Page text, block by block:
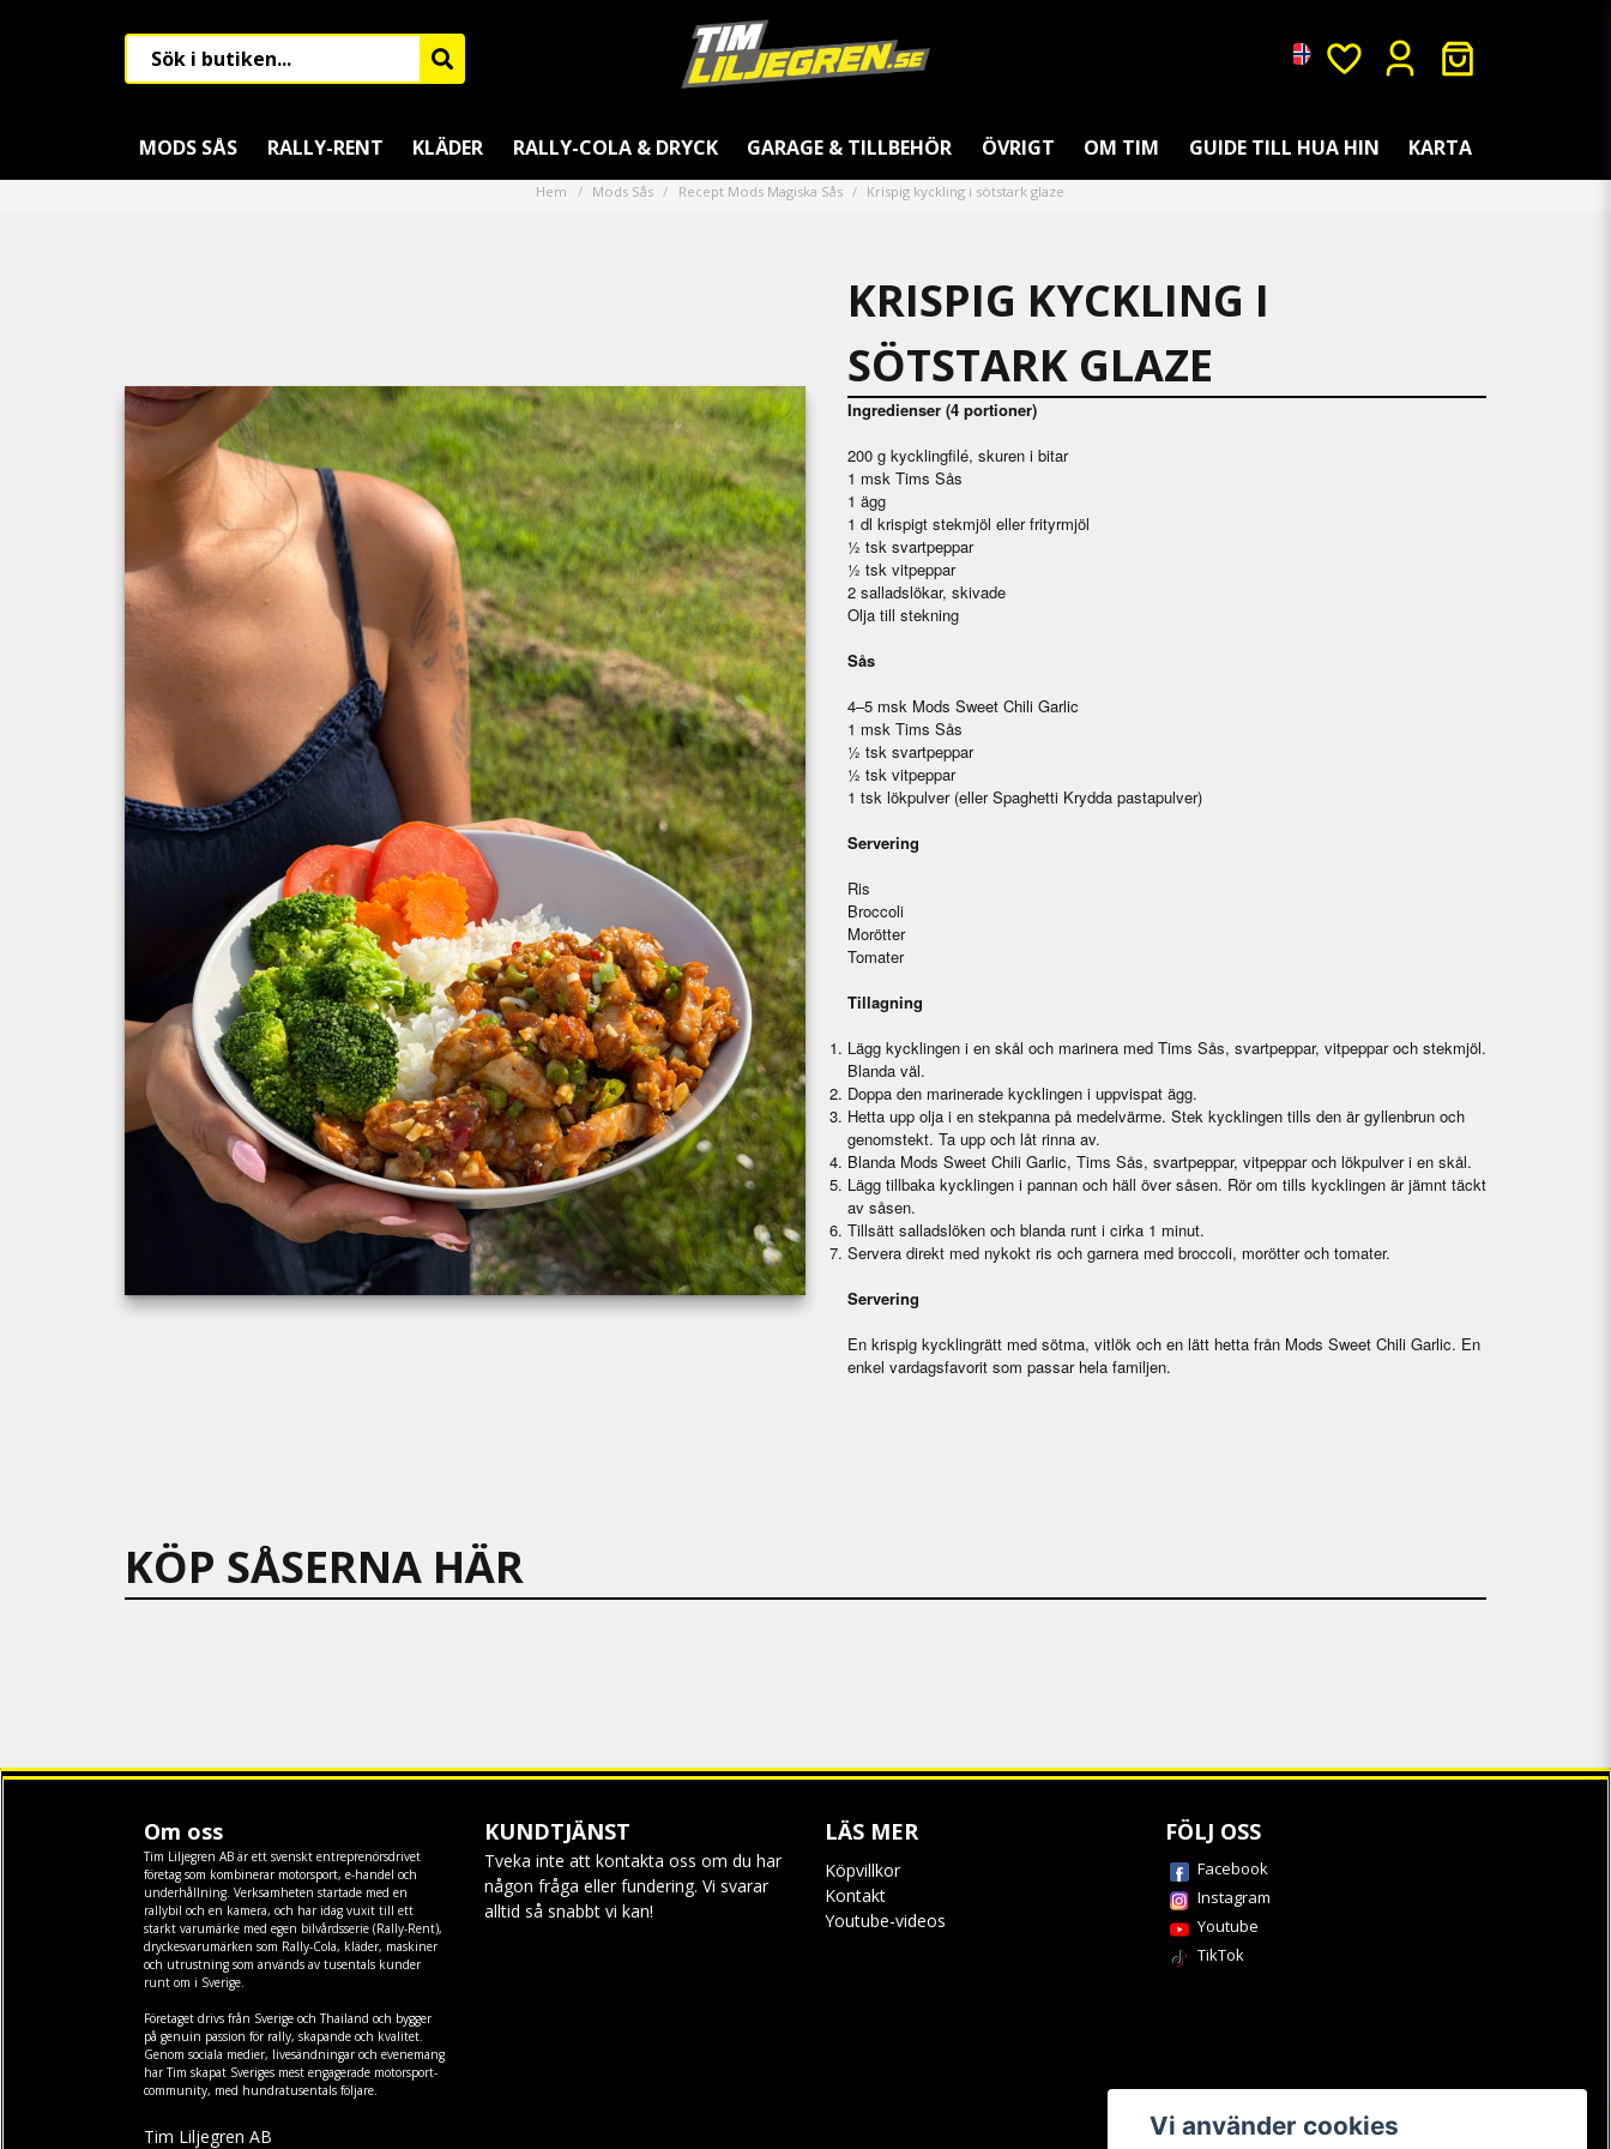
MODS SÅS RALLY-RENT KLÄDER RALLY-COLA & DRYCK GARAGE & TILLBEHÖR ÖVRIGT OM TIM GUIDE TILL HUA HIN KARTA
Hem Mods Sås Recept Mods Magiska Sås Krispig kyckling i sötstark glaze
KRISPIG KYCKLING I
SÖTSTARK GLAZE
Ingredienser (4 portioner)
200 g kycklingfilé, skuren i bitar
1 msk Tims Sås
1 ägg
1 dl krispigt stekmjöl eller frityrmjöl
½ tsk svartpeppar
½ tsk vitpeppar
2 salladslökar, skivade
Olja till stekning
Sås
4–5 msk Mods Sweet Chili Garlic
1 msk Tims Sås
½ tsk svartpeppar
½ tsk vitpeppar
1 tsk lökpulver (eller Spaghetti Krydda pastapulver)
Servering
Ris
Broccoli
Morötter
Tomater
Tillagning
Lägg kycklingen i en skål och marinera med Tims Sås, svartpeppar, vitpeppar och stekmjöl.
Blanda väl.
Doppa den marinerade kycklingen i uppvispat ägg.
Hetta upp olja i en stekpanna på medelvärme. Stek kycklingen tills den är gyllenbrun och
genomstekt. Ta upp och låt rinna av.
Blanda Mods Sweet Chili Garlic, Tims Sås, svartpeppar, vitpeppar och lökpulver i en skål.
Lägg tillbaka kycklingen i pannan och häll över såsen. Rör om tills kycklingen är jämnt täckt
av såsen.
Tillsätt salladslöken och blanda runt i cirka 1 minut.
Servera direkt med nykokt ris och garnera med broccoli, morötter och tomater.
Servering
En krispig kycklingrätt med sötma, vitlök och en lätt hetta från Mods Sweet Chili Garlic. En
enkel vardagsfavorit som passar hela familjen.
KÖP SÅSERNA HÄR
Om oss
Tim Liljegren AB är ett svenskt entreprenörsdrivet
företag som kombinerar motorsport, e-handel och
underhållning. Verksamheten startade med en
rallybil och en kamera, och har idag vuxit till ett
starkt varumärke med egen bilvårdsserie (Rally-Rent),
dryckesvarumärken som Rally-Cola, kläder, maskiner
och utrustning som används av tusentals kunder
runt om i Sverige.
Företaget drivs från Sverige och Thailand och bygger
på genuin passion för rally, skapande och kvalitet.
Genom sociala medier, livesändningar och evenemang
har Tim skapat Sveriges mest engagerade motorsport-
community, med hundratusentals följare.
Tim Liljegren AB
KUNDTJÄNST
Tveka inte att kontakta oss om du har
någon fråga eller fundering. Vi svarar
alltid så snabbt vi kan!
LÄS MER
Köpvillkor
Kontakt
Youtube-videos
FÖLJ OSS
Facebook
Instagram
Youtube
TikTok
Vi använder cookies